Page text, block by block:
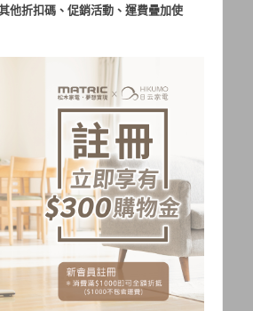
塵器
纏、使用及收納上更方便
不減退
選擇
力
了然!！
握家務節奏
調整放置位置
果好、灰塵吸附速度快
使用更環保
他折扣碼、促銷活動、運費疊加使